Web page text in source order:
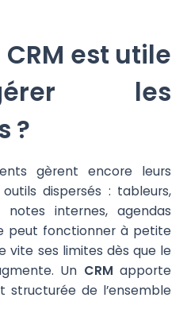
est utile
les
?
gèrent encore leurs
dispersés : tableurs,
internes, agendas
peut fonctionner à petite
vite ses limites dès que le
Un CRM apporte
structurée de l’ensemble